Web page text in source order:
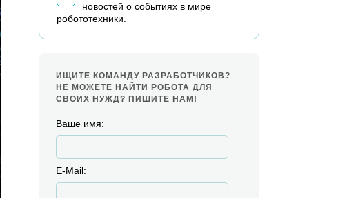
новостей о событиях в мире
робототехники.
ИЩИТЕ КОМАНДУ РАЗРАБОТЧИКОВ?
НЕ МОЖЕТЕ НАЙТИ РОБОТА ДЛЯ
СВОИХ НУЖД? ПИШИТЕ НАМ!
Ваше имя:
E-Mail: